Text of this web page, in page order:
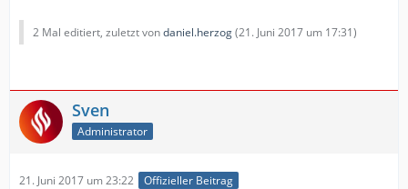
2 Mal editiert, zuletzt vondaniel.herzog(21. Juni 2017 um 17:31)
Sven
Administrator
21. Juni 2017 um 23:22 Offizieller Beitrag